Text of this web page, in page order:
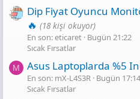
Dip Fiyat Oyuncu
🔥 (18 kişi okuyor)
En son: eticaret Bugün 21:22
Sıcak Fırsatlar
M Asus Laptoplarda %5
En son: mX-L4S3R Bugün 17:14
Sıcak Fırsatlar